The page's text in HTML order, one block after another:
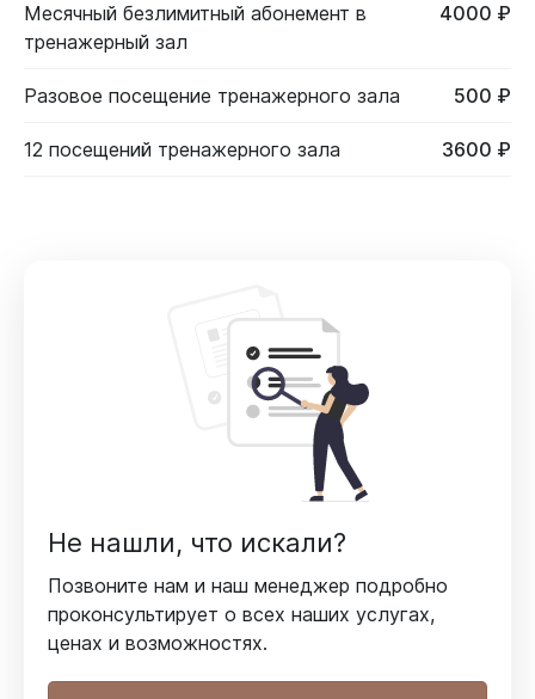
Месячный безлимитный абонемент в
тренажерный зал
4000 ₽
Разовое посещение тренажерного зала 500 ₽
12 посещений тренажерного зала 3600 ₽
Не нашли, что искали?
Позвоните нам и наш менеджер подробно
проконсультирует о всех наших услугах,
ценах и возможностях.